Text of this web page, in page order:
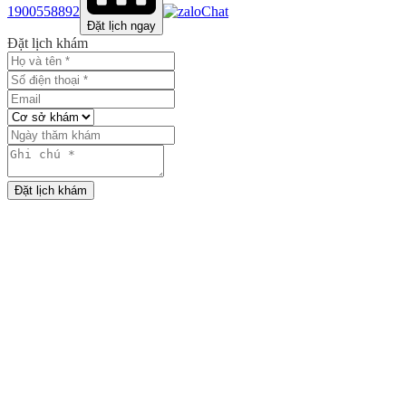
1900558892
Đặt lịch ngay
Chat
Đặt lịch khám
Đặt lịch khám